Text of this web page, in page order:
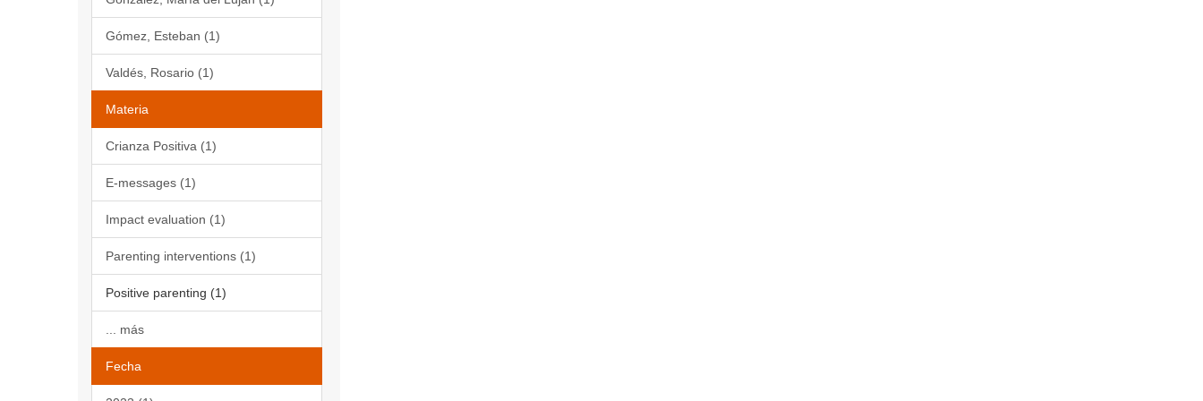
Gómez, Esteban (1)
Valdés, Rosario (1)
Materia
Crianza Positiva (1)
E-messages (1)
Impact evaluation (1)
Parenting interventions (1)
Positive parenting (1)
... más
Fecha